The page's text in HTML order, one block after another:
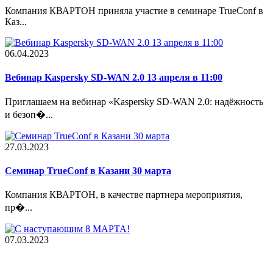
Компания КВАРТОН приняла участие в семинаре TrueConf в
Каз...
06.04.2023
Вебинар Kaspersky SD-WAN 2.0 13 апреля в 11:00
Приглашаем на вебинар «Kaspersky SD-WAN 2.0: надёжность
и безоп�...
27.03.2023
Семинар TrueConf в Казани 30 марта
Компания КВАРТОН, в качестве партнера мероприятия,
пр�...
07.03.2023